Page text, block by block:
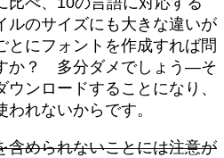
ルのサイズにも大きな違いが
とにフォントを作成すれば問
か？ 多分ダメでしょう—そ
ンロードすることになり、
れないからです。
含められないことには注意が